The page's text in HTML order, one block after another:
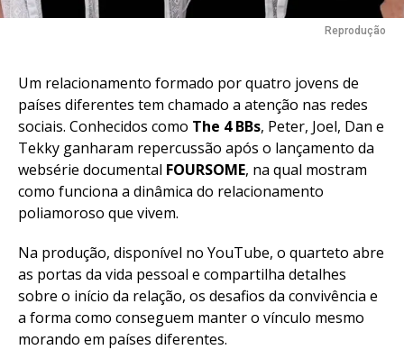
Reprodução
Um relacionamento formado por quatro jovens de
países diferentes tem chamado a atenção nas redes
sociais. Conhecidos como The 4 BBs, Peter, Joel, Dan e
Tekky ganharam repercussão após o lançamento da
websérie documental FOURSOME, na qual mostram
como funciona a dinâmica do relacionamento
poliamoroso que vivem.
Na produção, disponível no YouTube, o quarteto abre
as portas da vida pessoal e compartilha detalhes
sobre o início da relação, os desafios da convivência e
a forma como conseguem manter o vínculo mesmo
morando em países diferentes.